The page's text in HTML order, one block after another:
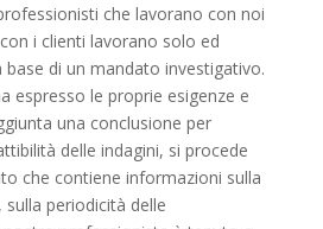
che lavorano con noi
i clienti lavorano solo ed
base di un mandato investigativo.
espresso le proprie esigenze e
una conclusione per
delle indagini, si procede
che contiene informazioni sulla
periodicità delle